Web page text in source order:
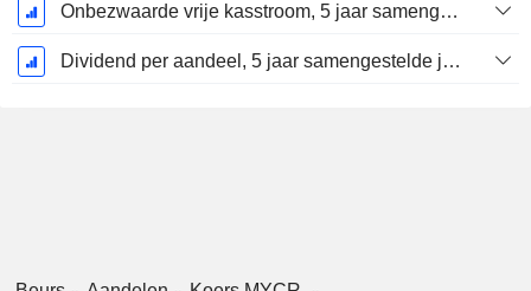
Onbezwaarde vrije kasstroom, 5 jaar samengestelde jaarlijkse groeivoet %
Dividend per aandeel, 5 jaar samengestelde jaarlijkse groei percentage %